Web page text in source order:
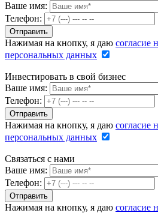
Ваше имя:
Телефон:
Нажимая на кнопку, я даю согласие
персональных данных
Инвестировать в свой бизнес
Ваше имя:
Телефон:
Нажимая на кнопку, я даю согласие
персональных данных
Связаться с нами
Ваше имя:
Телефон:
Нажимая на кнопку, я даю согласие